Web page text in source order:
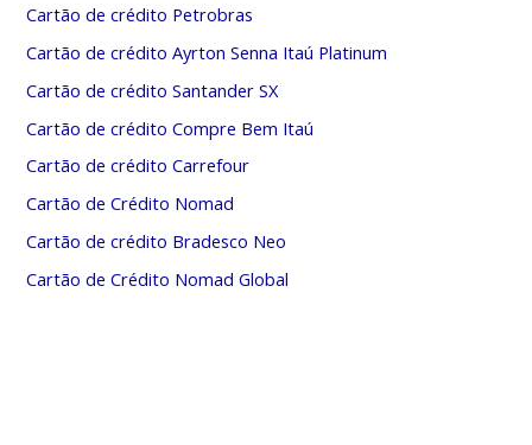
Cartão de crédito Petrobras
Cartão de crédito Ayrton Senna Itaú Platinum
Cartão de crédito Santander SX
Cartão de crédito Compre Bem Itaú
Cartão de crédito Carrefour
Cartão de Crédito Nomad
Cartão de crédito Bradesco Neo
Cartão de Crédito Nomad Global